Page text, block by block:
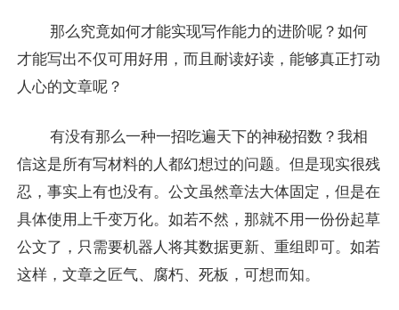
那么究竟如何才能实现写作能力的进阶呢？如何
才能写出不仅可用好用，而且耐读好读，能够真正打动
人心的文章呢？
有没有那么一种一招吃遍天下的神秘招数？我相
信这是所有写材料的人都幻想过的问题。但是现实很残
忍，事实上有也没有。公文虽然章法大体固定，但是在
具体使用上千变万化。如若不然，那就不用一份份起草
公文了，只需要机器人将其数据更新、重组即可。如若
这样，文章之匠气、腐朽、死板，可想而知。